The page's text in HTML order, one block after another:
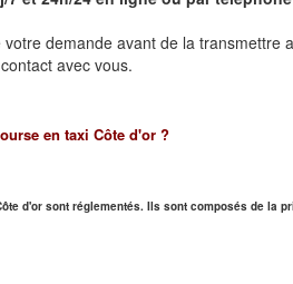
demande avant de la transmettre
avec vous.
en taxi Côte d'or ?
d'or sont réglementés. Ils sont composés de la